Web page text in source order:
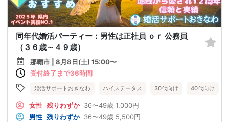
同年代婚活パーティー：男性は正社員 ｏｒ 公務員
（３６歳～４９歳）
那覇市 | 8月8日(土) 15:00〜
受付終了まで36時間
婚活サポートおきなわ ハイステータス 30代向け 40代向け
女性 残りわずか 36〜49歳 1,000円
男性 残りわずか 36〜49歳 5,500円